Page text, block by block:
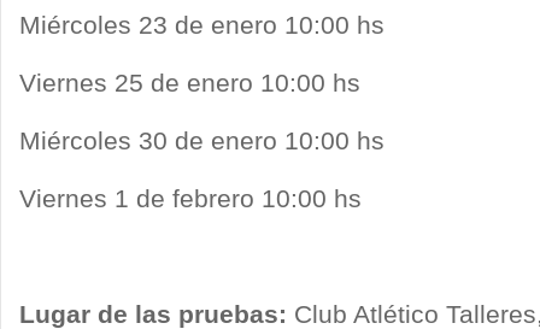
Miércoles 23 de enero 10:00 hs
Viernes 25 de enero 10:00 hs
Miércoles 30 de enero 10:00 hs
Viernes 1 de febrero 10:00 hs
Lugar de las pruebas: Club Atlético